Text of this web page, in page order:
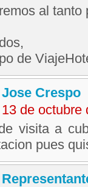
al tanto
de
Jose Crespo
13 de octubre
visita a
pues